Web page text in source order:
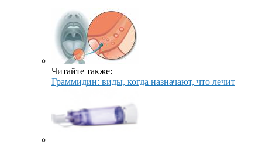
Читайте также:
Граммидин: виды, когда назначают, что лечит